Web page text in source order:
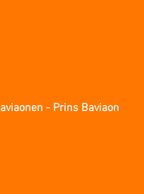
- Prins Baviaon